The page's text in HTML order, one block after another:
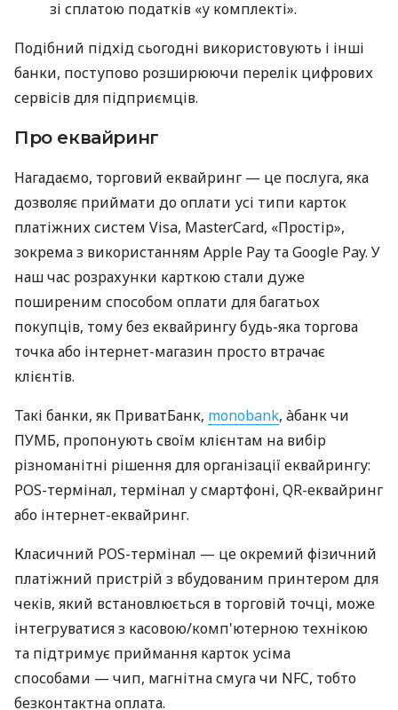
зі сплатою податків «у комплекті».
Подібний підхід сьогодні використовують і інші
банки, поступово розширюючи перелік цифрових
сервісів для підприємців.
Про еквайринг
Нагадаємо, торговий еквайринг — це послуга, яка
дозволяє приймати до оплати усі типи карток
платіжних систем Visa, MasterCard, «Простір»,
зокрема з використанням Apple Pay та Google Pay. У
наш час розрахунки карткою стали дуже
поширеним способом оплати для багатьох
покупців, тому без еквайрингу будь-яка торгова
точка або інтернет-магазин просто втрачає
клієнтів.
Такі банки, як ПриватБанк, monobank, àбанк чи
ПУМБ, пропонують своїм клієнтам на вибір
різноманітні рішення для організації еквайрингу:
POS-термінал, термінал у смартфоні, QR-еквайринг
або інтернет-еквайринг.
Класичний POS-термінал — це окремий фізичний
платіжний пристрій з вбудованим принтером для
чеків, який встановлюється в торговій точці, може
інтегруватися з касовою/комп'ютерною технікою
та підтримує приймання карток усіма
способами — чип, магнітна смуга чи NFC, тобто
безконтактна оплата.